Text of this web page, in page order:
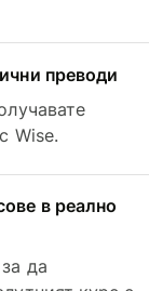
преводи
с Wise.
в реално
да